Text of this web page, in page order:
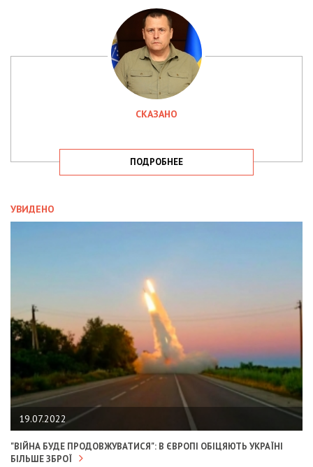
СКАЗАНО
ПОДРОБНЕЕ
УВИДЕНО
19.07.2022
"ВІЙНА БУДЕ ПРОДОВЖУВАТИСЯ": В ЄВРОПІ ОБІЦЯЮТЬ УКРАЇНІ
БІЛЬШЕ ЗБРОЇ